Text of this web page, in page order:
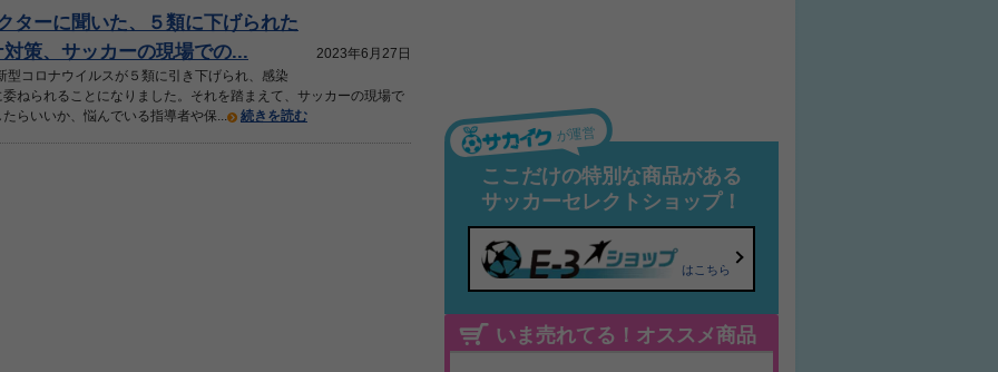
ターに聞いた、５類に下げられた
策、サッカーの現場での...
2023年6月27日
型コロナウイルスが５類に引き下げられ、感染
ねられることになりました。それを踏まえて、サッカーの現場で
らいいか、悩んでいる指導者や保...
続きを読む
が運営
ここだけの特別な商品がある
サッカーセレクトショップ！
はこちら
いま売れてる！オススメ商品